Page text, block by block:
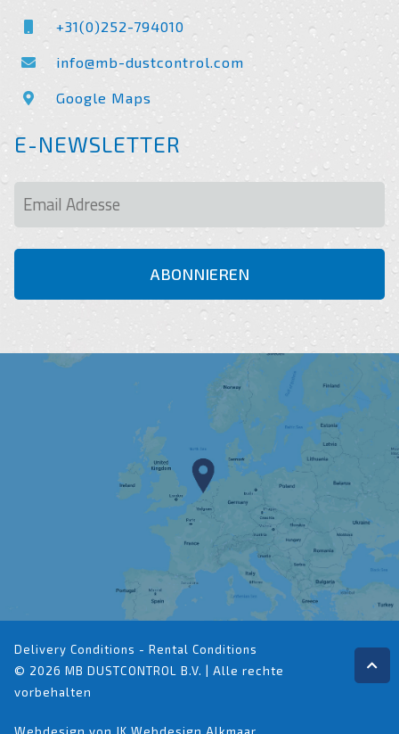
+31(0)252-794010
info@mb-dustcontrol.com
Google Maps
Delivery Conditions - Rental Conditions
© 2026 MB DUSTCONTROL B.V. | Alle rechte
vorbehalten